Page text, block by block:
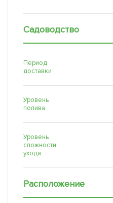
Садоводство
Период
доставки
Уровень
полива
Уровень
сложности
ухода
Расположение